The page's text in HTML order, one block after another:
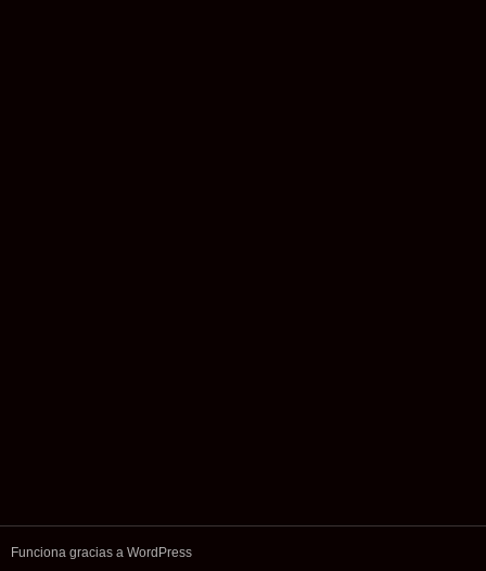
Funciona gracias a WordPress